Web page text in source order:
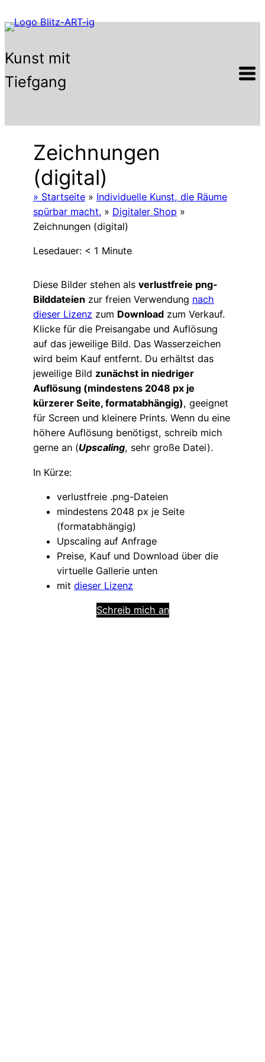
Inhalt
Kunst mit
Tiefgang
Zeichnungen
(digital)
» Startseite » Individuelle Kunst, die Räume
spürbar macht. » Digitaler Shop »
Zeichnungen (digital)
Lesedauer: < 1 Minute
Diese Bilder stehen als verlustfreie png-
Bilddateien zur freien Verwendung nach
dieser Lizenz zum Download zum Verkauf.
Klicke für die Preisangabe und Auflösung
auf das jeweilige Bild. Das Wasserzeichen
wird beim Kauf entfernt. Du erhältst das
jeweilige Bild zunächst in niedriger
Auflösung (mindestens 2048 px je
kürzerer Seite, formatabhängig), geeignet
für Screen und kleinere Prints. Wenn du eine
höhere Auflösung benötigst, schreib mich
gerne an (Upscaling, sehr große Datei).
In Kürze:
verlustfreie .png-Dateien
mindestens 2048 px je Seite
(formatabhängig)
Upscaling auf Anfrage
Preise, Kauf und Download über die
virtuelle Gallerie unten
mit dieser Lizenz
Schreib mich an